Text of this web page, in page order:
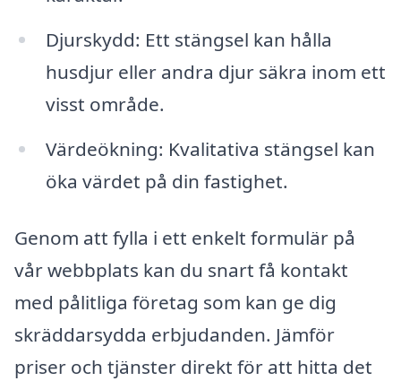
Djurskydd: Ett stängsel kan hålla
husdjur eller andra djur säkra inom ett
visst område.
Värdeökning: Kvalitativa stängsel kan
öka värdet på din fastighet.
Genom att fylla i ett enkelt formulär på
vår webbplats kan du snart få kontakt
med pålitliga företag som kan ge dig
skräddarsydda erbjudanden. Jämför
priser och tjänster direkt för att hitta det